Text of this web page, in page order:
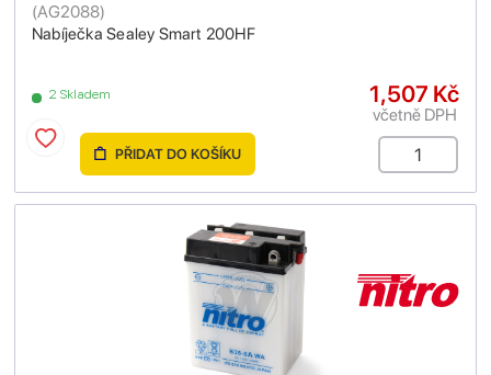
Nabíječka Sealey Smart 200HF
(AG2088)
2 Skladem 1,507 Kč
včetně DPH
PŘIDAT DO KOŠÍKU